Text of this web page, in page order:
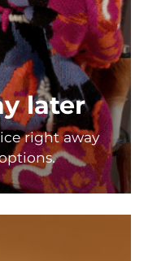
later
right away
Entrega prevista 8/14/26
Entrega prevista 8/15/26